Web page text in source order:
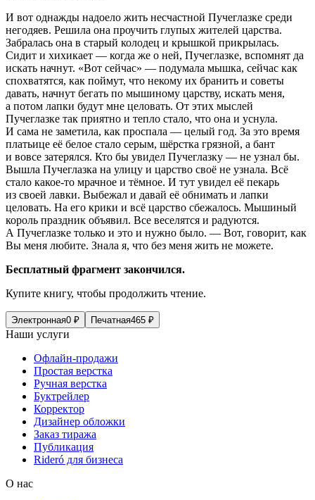
И вот однажды надоело жить несчастной Пучеглазке среди
негодяев. Решила она проучить глупых жителей царства.
Забралась она в старый колодец и крышкой прикрылась.
Сидит и хихикает — когда же о ней, Пучеглазке, вспомнят да
искать начнут. «Вот сейчас» — подумала мышка, сейчас как
спохватятся, как поймут, что некому их бранить и советы
давать, начнут бегать по мышиному царству, искать меня,
а потом лапки будут мне целовать. От этих мыслей
Пучеглазке так приятно и тепло стало, что она и уснула.
И сама не заметила, как проспала — целый год. За это время
платьице её белое стало серым, шёрстка грязной, а бант
и вовсе затерялся. Кто бы увидел Пучеглазку — не узнал бы.
Вышла Пучеглазка на улицу и царство своё не узнала. Всё
стало какое-то мрачное и тёмное. И тут увидел её пекарь
из своей лавки. Выбежал и давай её обнимать и лапки
целовать. На его крики и всё царство сбежалось. Мышиный
король праздник объявил. Все веселятся и радуются.
А Пучеглазке только и это и нужно было. — Вот, говорит, как
Вы меня любите. Знала я, что без меня жить не можете.
Бесплатный фрагмент закончился.
Купите книгу, чтобы продолжить чтение.
Электронная0 ₽ Печатная465 ₽
Наши услуги
Офлайн-продажи
Простая верстка
Ручная верстка
Буктрейлер
Корректор
Дизайнер обложки
Заказ тиража
Публикация
Rideró для бизнеса
О нас